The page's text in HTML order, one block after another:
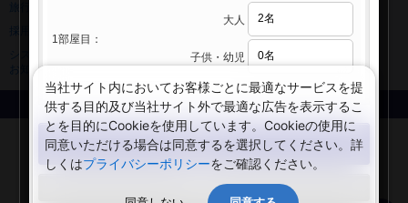
ニュースリリース
サイトマップ
お知らせ
Copyright © NIPPON TRAVEL AGENCY Co.,LTD. All rights reserved.
1部屋目：
大人
子供・幼児
検索する
閉じる
当社サイト内においてお客様ごとに最適なサービスを提
供する目的及び当社サイト外で最適な広告を表示するこ
とを目的にCookieを使用しています。Cookieの使用に
同意いただける場合は同意するを選択してください。詳
しくはプライバシーポリシーをご確認ください。